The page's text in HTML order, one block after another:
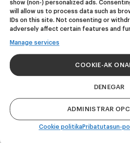
show (non-) personalized ads.
will allow us to process data such as
IDs on this site. Not consenting or
adversely affect certain features and
Manage services
COOKIE-AK
DENEGAR
ADMINISTRAR
Cookie politikaPribatutasun-
con precisión y
QA/QC.
Pasión por la
Fluidez en español
Cualidades
Atención